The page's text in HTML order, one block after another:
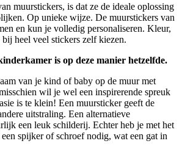
muurstickers, is dat ze de ideale oplossing
Op unieke wijze. De muurstickers van
en kun je volledig personaliseren. Kleur,
heel veel stickers zelf kiezen.
is op deze manier hetzelfde.
van je kind of baby op de muur met
wil je wel een inspirerende spreuk
is te klein! Een muursticker geeft de
uitstraling. Een alternatieve
een leuk schilderij. Echter heb je met het
spijker of schroef nodig, wat een gat in